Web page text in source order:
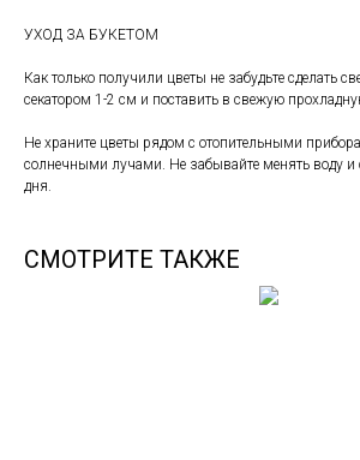
УХОД ЗА БУКЕТОМ
Как только получили цветы не забудьте сделать
секатором 1-2 см и поставить в свежую
Не храните цветы рядом с отопительными
солнечными лучами. Не забывайте менять воду и
дня.
СМОТРИТЕ ТАКЖЕ